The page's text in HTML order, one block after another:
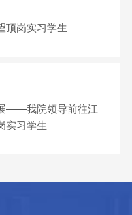
顶岗实习学生
——我院领导前往江
实习学生